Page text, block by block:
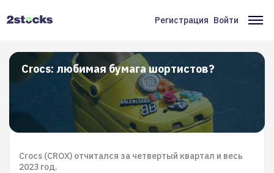
Меню
учётной
записи
пользователя
Регистрация Войти
Crocs: любимая бумага шортистов?
Crocs (CROX) отчитался за четвертый квартал и весь
2023 год.